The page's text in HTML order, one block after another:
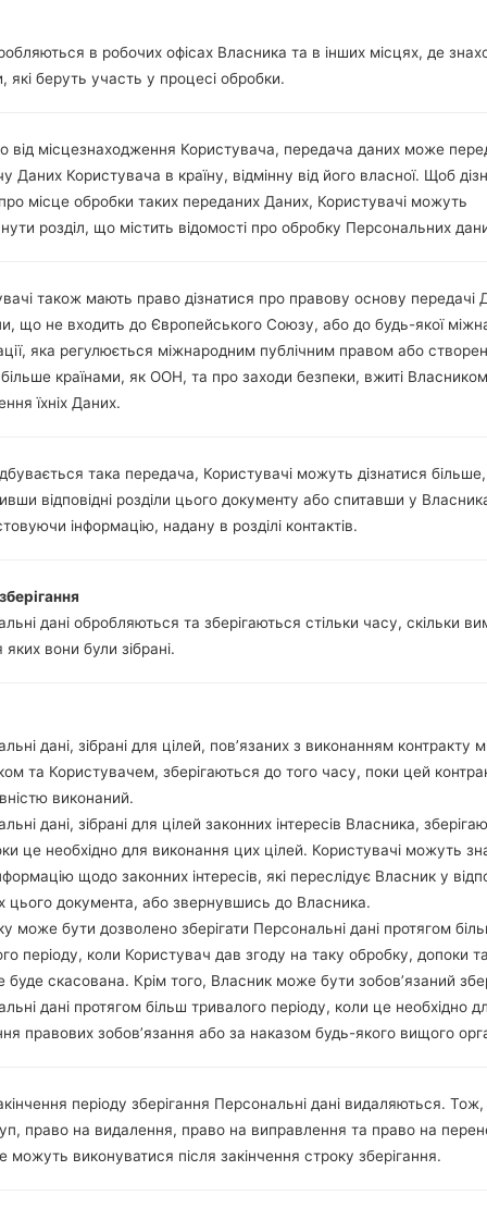
1080 x 1920 пікселів (403
16M кольорів
-
Інтерфейси
3.5mm jack
Версія 4.1, A2DP, LE, apt-X
Ні
Так
microUSB 2.0
WI-FI 802.11 a/b/g/n/ac
akaLG G
ОС
Android 5.1.x Lollipop Mirror Release
Unknown
akaLG G
05
ТРАВ.
в робочих офісах Власника та в інших місцях, де
які беруть участь у процесі обробки.
від місцезнаходження Користувача, передача даних може
Даних Користувача в країну, відмінну від його власної. Щоб
місце обробки таких переданих Даних, Користувачі можуть
розділ, що містить відомості про обробку Персональних
також мають право дізнатися про правову основу передачі
що не входить до Європейського Союзу, або до будь-якої
яка регулюється міжнародним публічним правом або
більше країнами, як ООН, та про заходи безпеки, вжиті
їхніх Даних.
така передача, Користувачі можуть дізнатися більше,
відповідні розділи цього документу або спитавши у
інформацію, надану в розділі контактів.
дані обробляються та зберігаються стільки часу, скільки
яких вони були зібрані.
дані, зібрані для цілей, пов’язаних з виконанням контракту
та Користувачем, зберігаються до того часу, поки цей
виконаний.
дані, зібрані для цілей законних інтересів Власника,
це необхідно для виконання цих цілей. Користувачі можуть
щодо законних інтересів, які переслідує Власник у
цього документа, або звернувшись до Власника.
може бути дозволено зберігати Персональні дані протягом
періоду, коли Користувач дав згоду на таку обробку, допоки
буде скасована. Крім того, Власник може бути зобов’язаний
дані протягом більш тривалого періоду, коли це необхідно
правових зобов’язання або за наказом будь-якого вищого
періоду зберігання Персональні дані видаляються.
право на видалення, право на виправлення та право на
можуть виконуватися після закінчення строку зберігання.